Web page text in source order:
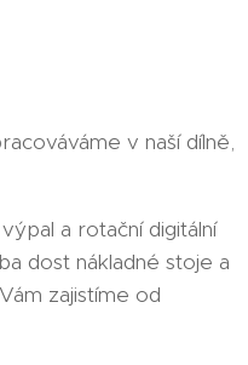
v naší dílně,
a rotační digitální
dost nákladné stoje a
zajistíme od